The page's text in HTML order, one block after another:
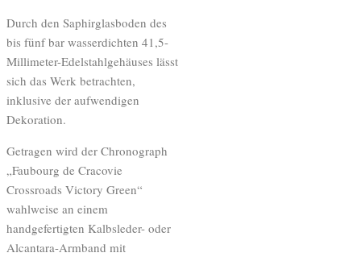
Durch den Saphirglasboden des
bis fünf bar wasserdichten 41,5-
Millimeter-Edelstahlgehäuses lässt
sich das Werk betrachten,
inklusive der aufwendigen
Dekoration.
Getragen wird der Chronograph
„Faubourg de Cracovie
Crossroads Victory Green“
wahlweise an einem
handgefertigten Kalbsleder- oder
Alcantara-Armband mit